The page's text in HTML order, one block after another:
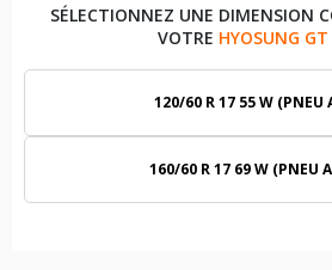
SÉLECTIONNEZ UNE DIMENSION
VOTRE HYOSUNG
120/60 R 17 55 W (PNEU
160/60 R 17 69 W (PNEU